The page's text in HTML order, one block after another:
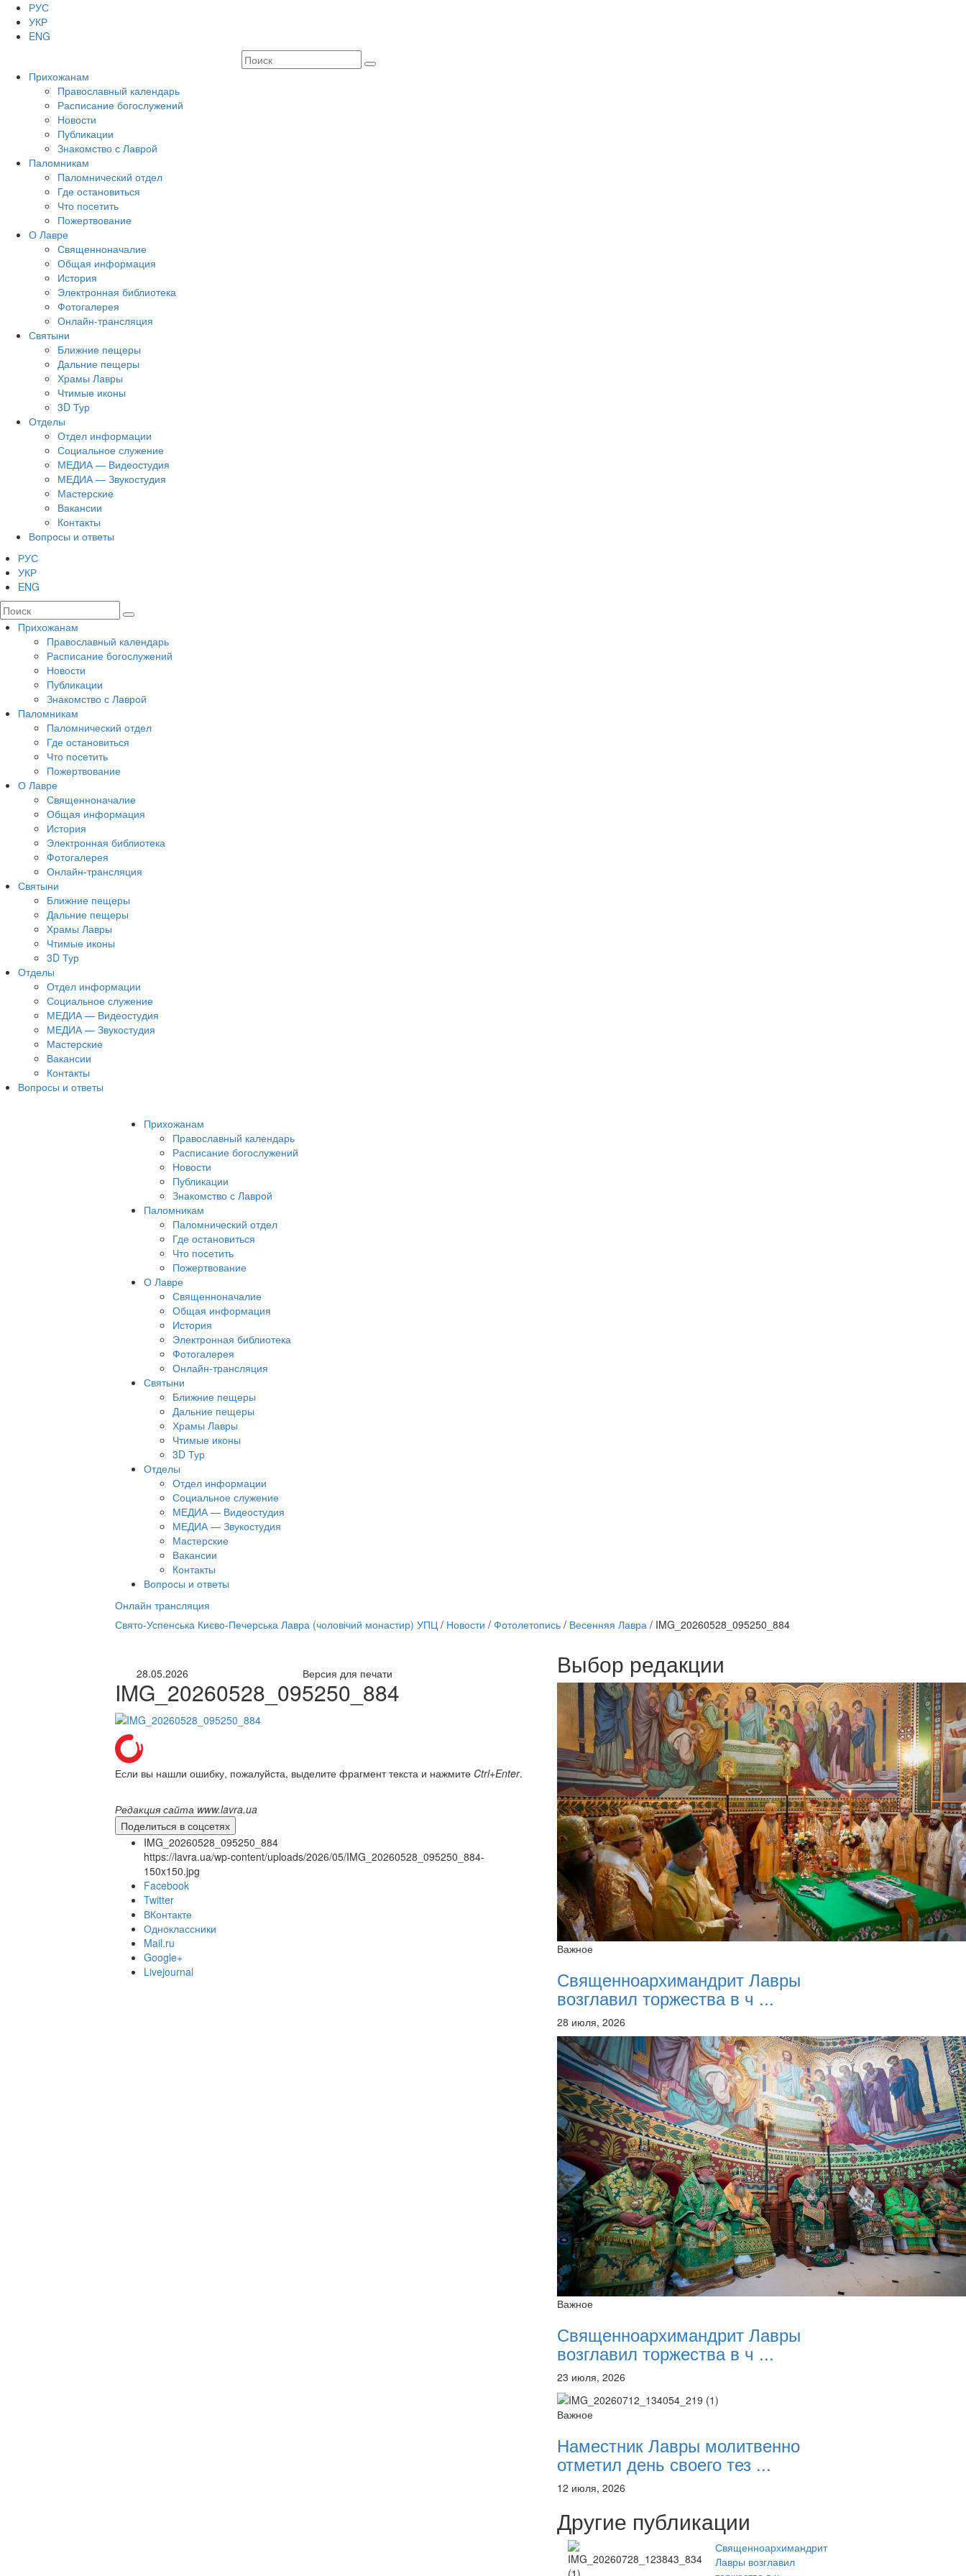
РУС
УКР
ENG
Прихожанам
Православный календарь
Расписание богослужений
Новости
Публикации
Знакомство с Лаврой
Паломникам
Паломнический отдел
Где остановиться
Что посетить
Пожертвование
О Лавре
Священноначалие
Общая информация
История
Электронная библиотека
Фотогалерея
Онлайн-трансляция
Святыни
Ближние пещеры
Дальние пещеры
Храмы Лавры
Чтимые иконы
3D Тур
Отделы
Отдел информации
Социальное служение
МЕДИА — Видеостудия
МЕДИА — Звукостудия
Мастерские
Вакансии
Контакты
Вопросы и ответы
РУС
УКР
ENG
Прихожанам
Православный календарь
Расписание богослужений
Новости
Публикации
Знакомство с Лаврой
Паломникам
Паломнический отдел
Где остановиться
Что посетить
Пожертвование
О Лавре
Священноначалие
Общая информация
История
Электронная библиотека
Фотогалерея
Онлайн-трансляция
Святыни
Ближние пещеры
Дальние пещеры
Храмы Лавры
Чтимые иконы
3D Тур
Отделы
Отдел информации
Социальное служение
МЕДИА — Видеостудия
МЕДИА — Звукостудия
Мастерские
Вакансии
Контакты
Вопросы и ответы
Прихожанам
Православный календарь
Расписание богослужений
Новости
Публикации
Знакомство с Лаврой
Паломникам
Паломнический отдел
Где остановиться
Что посетить
Пожертвование
О Лавре
Священноначалие
Общая информация
История
Электронная библиотека
Фотогалерея
Онлайн-трансляция
Святыни
Ближние пещеры
Дальние пещеры
Храмы Лавры
Чтимые иконы
3D Тур
Отделы
Отдел информации
Социальное служение
МЕДИА — Видеостудия
МЕДИА — Звукостудия
Мастерские
Вакансии
Контакты
Вопросы и ответы
Онлайн трансляция
12 сентября
Онлайн трансляции
Веб-камеры
12 сентября 2015Название трансляции
12 сентября 2015Название трансляции
12 сентября 2015Название трансляции
12 сентября 2015Название трансляции
12 сентября 2015 Название трансляции
12 сентября 2015Название трансляции
12 сентября 2015Название трансляции
12 сентября 2015Название трансляции
Перейти к архиву
Свято-Успенська Києво-Печерська Лавра (чоловічий монастир) УПЦ/ Новости / Фотолетопись/ Весенняя Лавра/ IMG_20260528_095250_884
28.05.2026 Версия для печати
IMG_20260528_095250_884
Если вы нашли ошибку, пожалуйста, выделите фрагмент текста и нажмите Ctrl+Enter.
Редакция сайта www.lavra.ua
Поделиться в соцсетях
IMG_20260528_095250_884
https://lavra.ua/wp-content/uploads/2026/05/IMG_20260528_095250_884-
150x150.jpg
Facebook
Twitter
ВКонтакте
Одноклассники
Mail.ru
Google+
Livejournal
Выбор редакции
Важное
Священноархимандрит Лавры
возглавил торжества в ч ...
28 июля, 2026
Важное
Священноархимандрит Лавры
возглавил торжества в ч ...
23 июля, 2026
Важное
Наместник Лавры молитвенно
отметил день своего тез ...
12 июля, 2026
Другие публикации
Священноархимандрит
Лавры возглавил